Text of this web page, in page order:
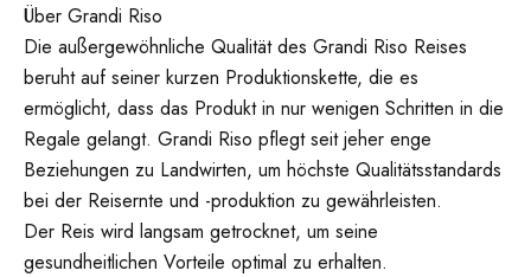
Über Grandi Riso
Die außergewöhnliche Qualität des Grandi Riso Reises
beruht auf seiner kurzen Produktionskette, die es
ermöglicht, dass das Produkt in nur wenigen Schritten in die
Regale gelangt. Grandi Riso pflegt seit jeher enge
Beziehungen zu Landwirten, um höchste Qualitätsstandards
bei der Reisernte und -produktion zu gewährleisten.
Der Reis wird langsam getrocknet, um seine
gesundheitlichen Vorteile optimal zu erhalten.